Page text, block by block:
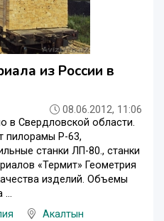
из России в
08.06.2012, 11:06
в Свердловской области.
пилорамы Р-63,
станки ЛП-80., станки
«Термит» Геометрия
изделий. Объемы
...
Акалтын